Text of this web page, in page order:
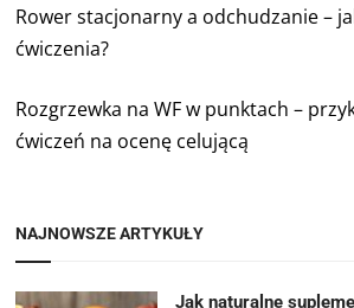
Rower stacjonarny a odchudzanie –
ćwiczenia?
Rozgrzewka na WF w punktach –
ćwiczeń na ocenę celującą
NAJNOWSZE ARTYKUŁY
Jak naturalne